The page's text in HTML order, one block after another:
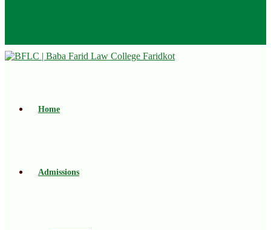
Home
Admissions